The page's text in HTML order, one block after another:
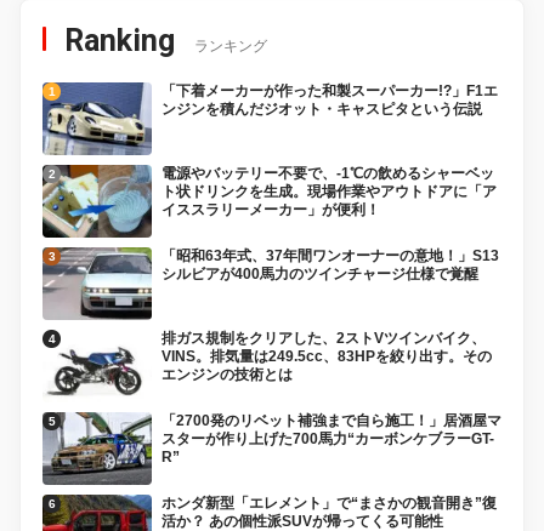
Ranking ランキング
「下着メーカーが作った和製スーパーカー!?」F1エ
ンジンを積んだジオット・キャスピタという伝説
電源やバッテリー不要で、-1℃の飲めるシャーベッ
ト状ドリンクを生成。現場作業やアウトドアに「ア
イススラリーメーカー」が便利！
「昭和63年式、37年間ワンオーナーの意地！」S13
シルビアが400馬力のツインチャージ仕様で覚醒
排ガス規制をクリアした、2ストVツインバイク、
VINS。排気量は249.5cc、83HPを絞り出す。その
エンジンの技術とは
「2700発のリベット補強まで自ら施工！」居酒屋マ
スターが作り上げた700馬力“カーボンケブラーGT-
R”
ホンダ新型「エレメント」で“まさかの観音開き”復
活か？ あの個性派SUVが帰ってくる可能性